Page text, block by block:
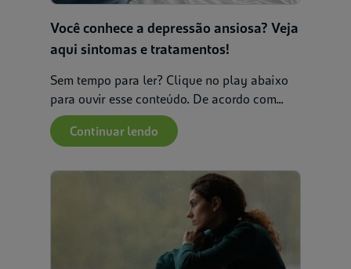
Você conhece a depressão ansiosa? Veja
aqui sintomas e tratamentos!
Sem tempo para ler? Clique no play abaixo
para ouvir esse conteúdo. De acordo com...
Continuar lendo